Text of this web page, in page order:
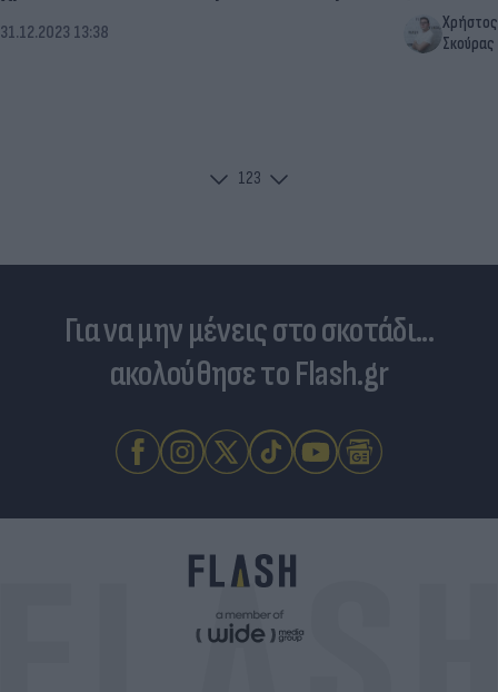
31.12.2023 13:38
Χρήστος
Σκούρας
123
Για να μην μένεις στο σκοτάδι...
ακολούθησε το Flash.gr